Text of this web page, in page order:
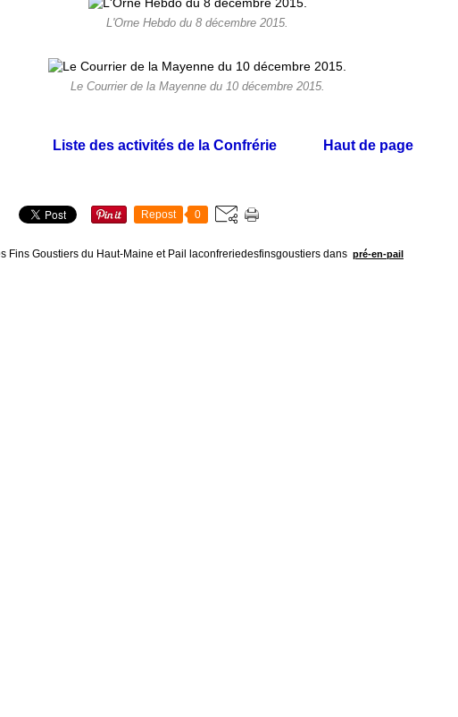
L'Orne Hebdo du 8 décembre 2015.
Le Courrier de la Mayenne du 10 décembre 2015.
Liste des activités de la Confrérie Haut de page
Repost 0
Fins Goustiers du Haut-Maine et Pail laconfreriedesfinsgoustiers dans pré-en-pail